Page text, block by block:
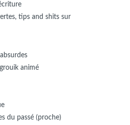
tips and shits sur
animé
du passé (proche)